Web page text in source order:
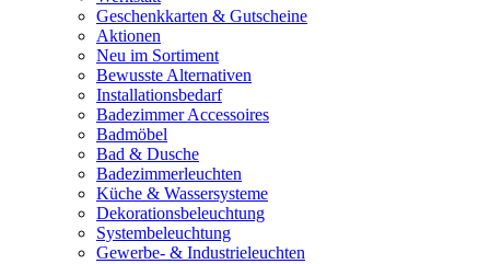
Geschenkkarten & Gutscheine
Aktionen
Neu im Sortiment
Bewusste Alternativen
Installationsbedarf
Badezimmer Accessoires
Badmöbel
Bad & Dusche
Badezimmerleuchten
Küche & Wassersysteme
Dekorationsbeleuchtung
Systembeleuchtung
Gewerbe- & Industrieleuchten